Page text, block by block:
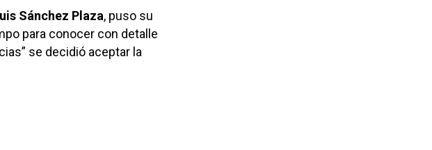
Sánchez Plaza, puso su
para conocer con detalle
se decidió aceptar la